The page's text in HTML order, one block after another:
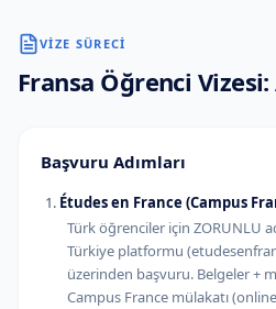
VIZE SÜRECI
Fransa Öğrenci Vizesi:
Başvuru Adımları
Études en France (Campus
Türk öğrenciler için ZORUNLU
Türkiye platformu
üzerinden başvuru. Belgeler +
Campus France mülakatı